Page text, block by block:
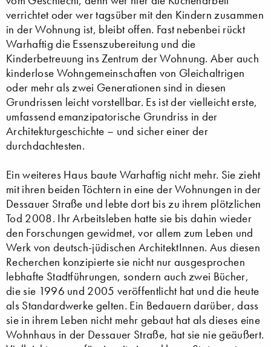
verrichtet oder wer tagsüber mit den Kindern zusammen
in der Wohnung ist, bleibt offen. Fast nebenbei rückt
Warhaftig die Essenszubereitung und die
Kinderbetreuung ins Zentrum der Wohnung. Aber auch
kinderlose Wohngemeinschaften von Gleichaltrigen
oder mehr als zwei Generationen sind in diesen
Grundrissen leicht vorstellbar. Es ist der vielleicht erste,
umfassend emanzipatorische Grundriss in der
Architekturgeschichte – und sicher einer der
durchdachtesten.
Ein weiteres Haus baute Warhaftig nicht mehr. Sie zieht
mit ihren beiden Töchtern in eine der Wohnungen in der
Dessauer Straße und lebte dort bis zu ihrem plötzlichen
Tod 2008. Ihr Arbeitsleben hatte sie bis dahin wieder
den Forschungen gewidmet, vor allem zum Leben und
Werk von deutsch-jüdischen ArchitektInnen. Aus diesen
Recherchen konzipierte sie nicht nur ausgesprochen
lebhafte Stadtführungen, sondern auch zwei Bücher,
die sie 1996 und 2005 veröffentlicht hat und die heute
als Standardwerke gelten. Ein Bedauern darüber, dass
sie in ihrem Leben nicht mehr gebaut hat als dieses eine
Wohnhaus in der Dessauer Straße, hat sie nie geäußert.